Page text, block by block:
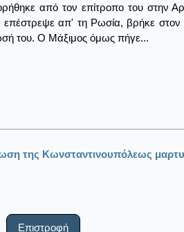
από τον επίτροπο του στην
επέστρεψε απ' τη Ρωσία, βρήκε
του. Ο Μάξιμος όμως πήγε...
της Κωνσταντινουπόλεως
Επιστροφή